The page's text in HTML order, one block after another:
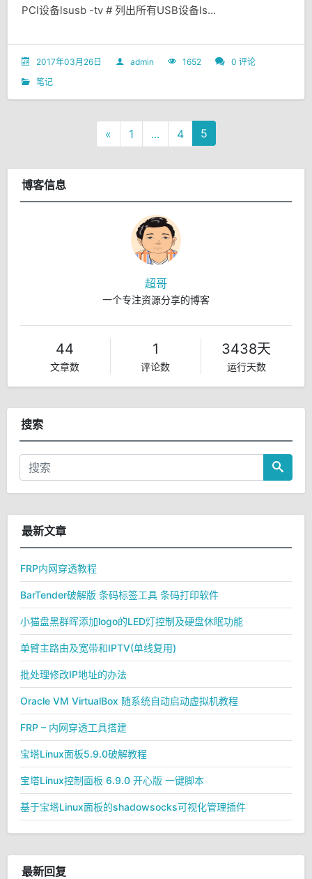
PCI设备lsusb -tv # 列出所有USB设备ls...
2017年03月26日 admin 1652
0 评论
笔记
« 1 ... 4 5
博客信息
超哥
一个专注资源分享的博客
44
文章数
1
评论数
3438天
运行天数
搜索
最新文章
FRP内网穿透教程
BarTender破解版 条码标签工具 条码打印软件
小猫盘黑群晖添加logo的LED灯控制及硬盘休眠功能
单臂主路由及宽带和IPTV(单线复用)
批处理修改IP地址的办法
Oracle VM VirtualBox 随系统自动启动虚拟机教程
FRP – 内网穿透工具搭建
宝塔Linux面板5.9.0破解教程
宝塔Linux控制面板 6.9.0 开心版 一键脚本
基于宝塔Linux面板的shadowsocks可视化管理插件
最新回复